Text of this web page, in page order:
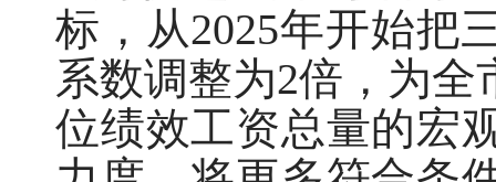
标，从2025年开始把
系数调整为2倍，为
位绩效工资总量的宏